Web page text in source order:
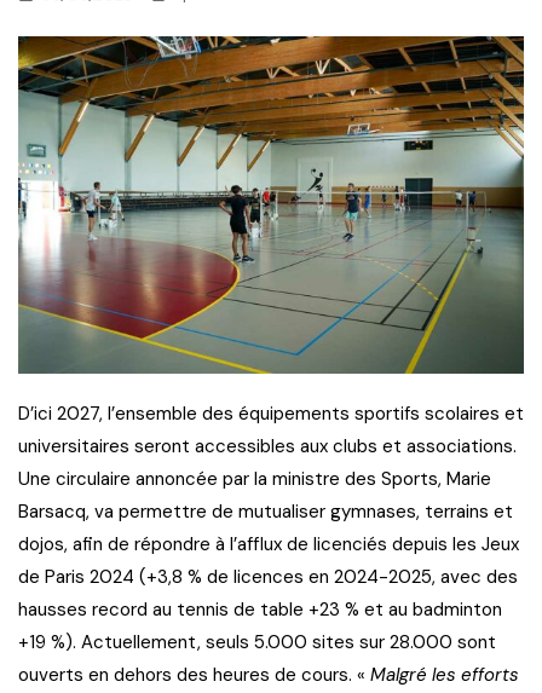
D’ici 2027, l’ensemble des équipements sportifs scolaires et
universitaires seront accessibles aux clubs et associations.
Une circulaire annoncée par la ministre des Sports, Marie
Barsacq, va permettre de mutualiser gymnases, terrains et
dojos, afin de répondre à l’afflux de licenciés depuis les Jeux
de Paris 2024 (+3,8 % de licences en 2024-2025, avec des
hausses record au tennis de table +23 % et au badminton
+19 %). Actuellement, seuls 5.000 sites sur 28.000 sont
ouverts en dehors des heures de cours. « Malgré les efforts